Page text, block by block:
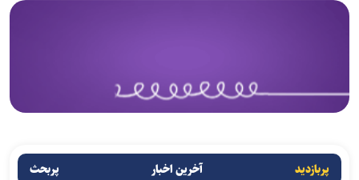
پربازدید آخرین اخبار پربحث